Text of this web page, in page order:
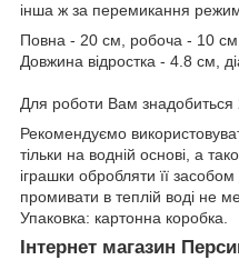
інша ж за перемикання
Повна - 20 см, робоча - 10
Довжина відростка - 4.8 см,
Для роботи Вам
Рекомендуємо
тільки на водній основі, а
іграшки обробляти її
промивати в теплій воді не
Упаковка: картонна коробка.
Інтернет магазин